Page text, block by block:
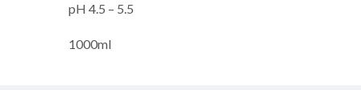
pH 4.5 – 5.5
1000ml